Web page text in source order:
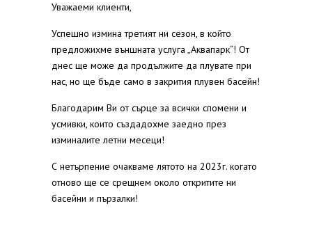
Уважаеми клиенти,
Успешно измина третият ни сезон, в който
предложихме външната услуга „Аквапарк“! От
днес ще може да продължите да плувате при
нас, но ще бъде само в закрития плувен басейн!
Благодарим Ви от сърце за всички спомени и
усмивки, които създадохме заедно през
изминалите летни месеци!
С нетърпение очакваме лятото на 2023г. когато
отново ще се срещнем около откритите ни
басейни и пързалки!